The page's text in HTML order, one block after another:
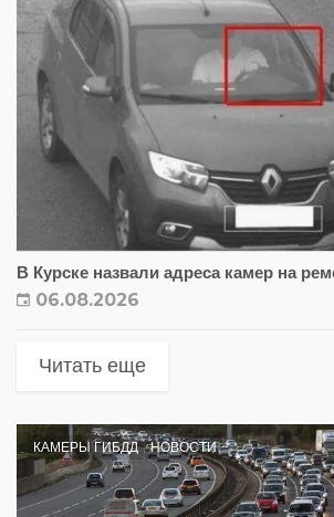
В Курске назвали адреса камер на
06.08.2026
Читать еще
КАМЕРЫ ГИБДД НОВОСТИ